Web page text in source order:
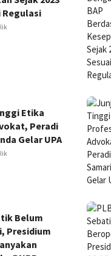
Regulasi
Etika
Peradi
Gelar UPA
Belum
Presidium